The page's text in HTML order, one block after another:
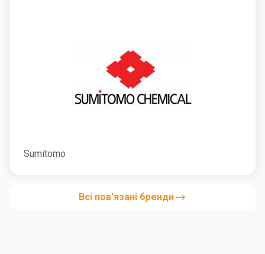
Sumitomo
Всі пов'язані бренди